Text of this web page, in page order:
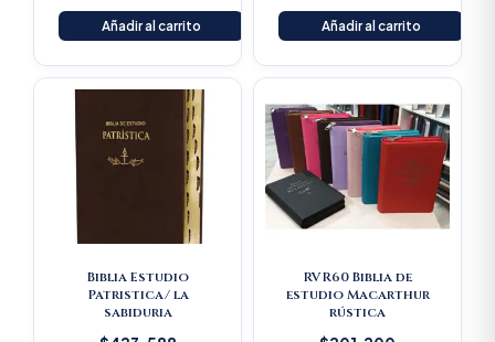
Añadir al carrito Añadir al carrito
Biblia Estudio
Patristica/ la
sabiduria
RVR60 Biblia de
estudio Macarthur
rústica